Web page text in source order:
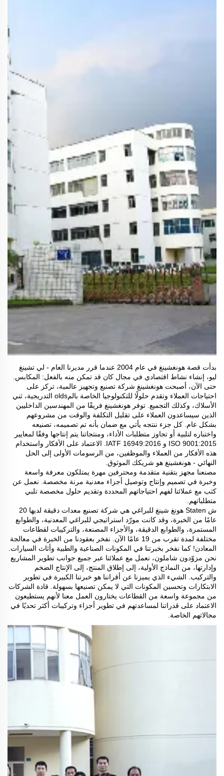
بدأت قصة هونغشينغ في عام 2004 عندما قرر مديرنا العام - لي تشينغ
ليو، إنشاء نشاط اقتصادي في مجال كان قد تمكن منه بالفعل: المكابس.
حتى الآن، أصبحت هونغشينغ شركة تصنيع وتجهيز عالمية، تركز على
احتياجات العملاء وتقدم حلولًا للتكنولوجيا الخاصة بالمolds التدريجية، ثني
الأسلاك، وكذلك التجميع. توفر هونغشينغ فريقًا من المهندسين الداخليين
الذين سيساعدون العملاء على تقليل التكلفة والوقت من مشروعهم
بشكل عام. كل جزء ننتجه يأتي مع ضمان بأنه تم تصميمه، تصنيعه
واختباره لتلبية أو تجاوز متطلبات الأداء، ومنتجاتنا يتم إنتاجها وفقًا لمعايير
ISO 9001:2015 و IATF 16949:2016. الاعتماد على الأفكار واستخدام
هذه الأفكار من العملاء والموظفين، من الرسومات الأولى إلى الحل
النهائي - هونغشينغ هو شريكك الموثوق.
مصنعنا مجهز بتقنية متقدمة ومحترفين مهرة يمتلكون معرفة واسعة
وخبرة في تصميم وإنتاج وتوصيل أجزاء معدنية مرنة مخصصة. نعمل عن
كثب مع عملائنا لفهم احتياجاتهم المحددة وتقديم حلول مخصصة تلبي
متطلباتهم.
ش Staten هونغ شينغ للبراغي هي شركة تصنيع معدات دقيقة لديها 20
عامًا من الخبرة، وقد كانت مورّد استراتيجي للبراغي المعدنية، والطوابع
المستمرة، والطوابع الدقيقة، والأجزاء المصنعة، والتركيبات لقطاعات
مختلفة لمدة تقرب من 19 عامًا الآن. نفخر بعقودنا من الخبرة في معالجة
المعادن! كما نفخر بخبرتنا في المكونات الصناعية والطبية وأثاث السيارات.
نحن مزوّدون شاملون، نعمل مع عملائنا عبر جميع جوانب تطوير المشاريع
وإدارتها، من النماذج الأولية، إلى إطلاق المنتج، إلى الإنتاج الضخم
والتركيب. الشيء الذي يميزنا عن أقراننا هو خبرتنا الكبيرة في تطوير
الابتكارات وتحسين المكونات التي لا يمكن تصنيعها بسهولة. قادة الشركات
من مجموعة واسعة من القطاعات يختارون العمل معنا لأنهم يستطيعون
الاعتماد على قدراتنا لمساعدتهم في تطوير أجزاء وتركيبات أكثر تحديًا في
مجالاتهم الخاصة.